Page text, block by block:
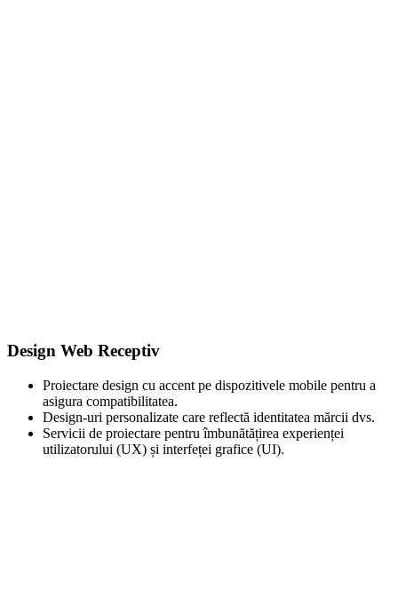
Design Web Receptiv
Proiectare design cu accent pe dispozitivele mobile pentru a
asigura compatibilitatea.
Design-uri personalizate care reflectă identitatea mărcii dvs.
Servicii de proiectare pentru îmbunătățirea experienței
utilizatorului (UX) și interfeței grafice (UI).